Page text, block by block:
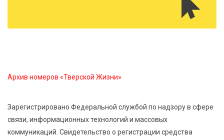
«Эстафету чемпионов» провели на площади
8 Авг 2026 07:58 500
В Нелидово открылся бассейн
Архив номеров «Тверской Жизни»
Зарегистрировано Федеральной службой по надзору в сфере
связи, информационных технологий и массовых
коммуникаций. Свидетельство о регистрации средства